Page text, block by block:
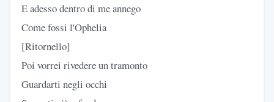
E adesso dentro di me annego
Come fossi l'Ophelia
[Ritornello]
Poi vorrei rivedere un tramonto
Guardarti negli occhi